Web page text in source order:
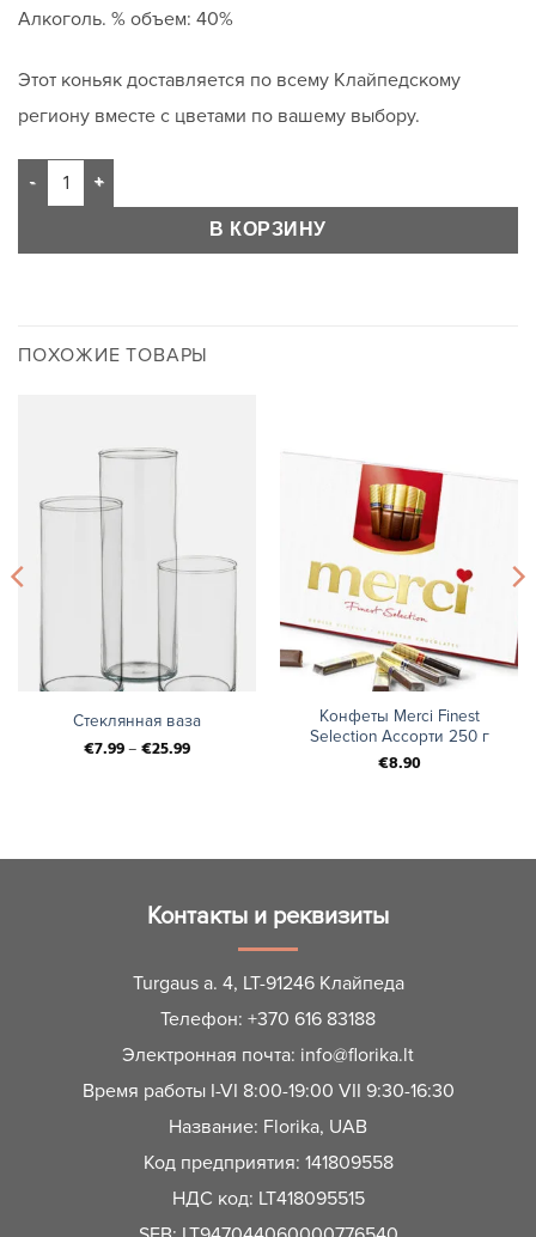
Алкоголь. % объем: 40%
Этот коньяк доставляется по всему Клайпедскому
региону вместе с цветами по вашему выбору.
В КОРЗИНУ
ПОХОЖИЕ ТОВАРЫ
Стеклянная ваза
€7.99– €25.99
Конфеты Merci Finest
Selection Ассорти 250 г
€8.90
Контакты и реквизиты
Turgaus a. 4, LT-91246 Клайпеда
Телефон: +370 616 83188
Электронная почта: info@florika.lt
Время работы I-VI 8:00-19:00 VII 9:30-16:30
Название: Florika, UAB
Код предприятия: 141809558
НДС код: LT418095515